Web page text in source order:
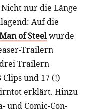
nur die Länge
Auf die
Man of Steelwurde
Trailern
Trailern
und 17 (!)
erklärt. Hinzu
und Comic-Con-